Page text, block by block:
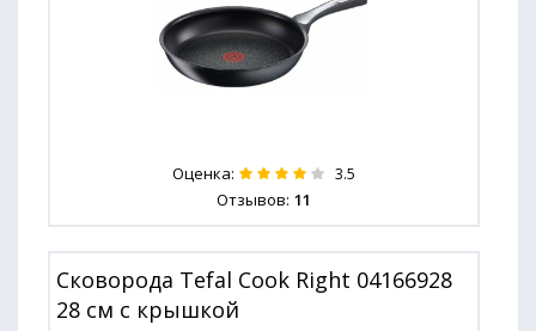
Оценка: 3.5
Отзывов: 11
Сковорода Tefal Cook Right 04166928
28 см с крышкой